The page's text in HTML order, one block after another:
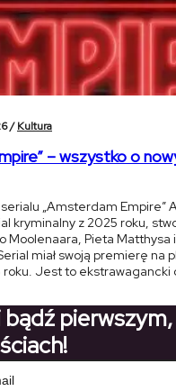
/Kultura
– wszystko o
„Amsterdam Empire”
kryminalny z 2025 roku,
Moolenaara, Pieta Matthysa
miał swoją premierę na
Jest to ekstrawagancki
w sobie elementy
bądź